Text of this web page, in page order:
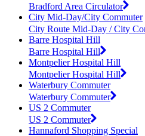
Bradford Area Circulator
City Mid-Day/City Commuter
City Route Mid-Day / City
Barre Hospital Hill
Barre Hospital Hill
Montpelier Hospital Hill
Montpelier Hospital Hill
Waterbury Commuter
Waterbury Commuter
US 2 Commuter
US 2 Commuter
Hannaford Shopping Special